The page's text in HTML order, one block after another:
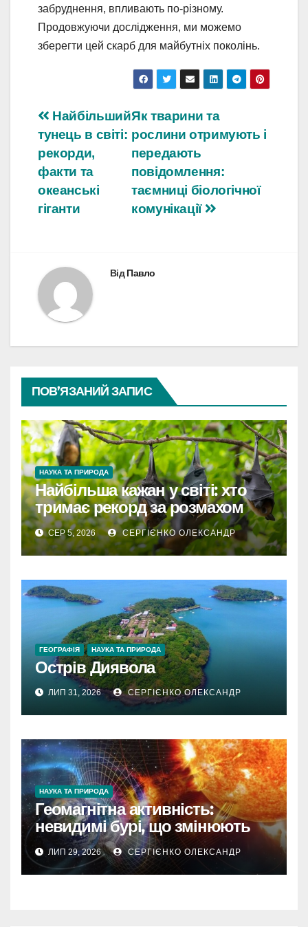
забруднення, впливають по-різному.
Продовжуючи дослідження, ми можемо
зберегти цей скарб для майбутніх поколінь.
Навігація
записів
Як тварини та
рослини отримують і
передають
повідомлення:
таємниці біологічної
комунікації
Найбільший
тунець в світі:
рекорди,
факти та
океанські
гіганти
ВідПавло
ПОВ’ЯЗАНИЙ ЗАПИС
НАУКА ТА ПРИРОДА
Найбільша кажан у світі: хто
тримає рекорд за розмахом
крил
СЕР 5, 2026 СЕРГІЄНКО ОЛЕКСАНДР
ГЕОГРАФІЯ НАУКА ТА ПРИРОДА
Острів Диявола
ЛИП 31, 2026 СЕРГІЄНКО ОЛЕКСАНДР
НАУКА ТА ПРИРОДА
Геомагнітна активність:
невидимі бурі, що змінюють
наш світ
ЛИП 29, 2026 СЕРГІЄНКО ОЛЕКСАНДР